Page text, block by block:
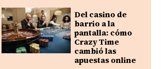
Del casino de
barrio a la
pantalla: cómo
Crazy Time
cambió las
apuestas online